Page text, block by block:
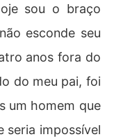
sou o braço
esconde seu
anos fora do
do meu pai, foi
um homem que
seria impossível